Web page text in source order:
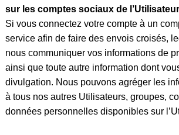
sur les comptes sociaux de l’Utilisateur
Si vous connectez votre compte à un
service afin de faire des envois croisés,
nous communiquer vos informations de
ainsi que toute autre information dont
divulgation. Nous pouvons agréger les
à tous nos autres Utilisateurs, groupes,
données personnelles disponibles sur